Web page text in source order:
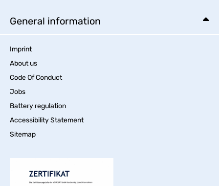
General information
Imprint
About us
Code Of Conduct
Jobs
Battery regulation
Accessibility Statement
Sitemap